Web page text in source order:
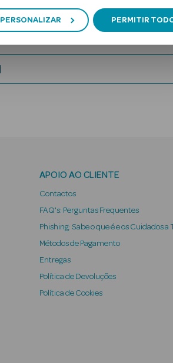
PERSONALIZAR PERMITIR
APOIO AO CLIENTE
Contactos
FAQ's: Perguntas Frequentes
Phishing: Sabe o que é e os Cuidados a
Métodos de Pagamento
Entregas
Política de Devoluções
Política de Cookies